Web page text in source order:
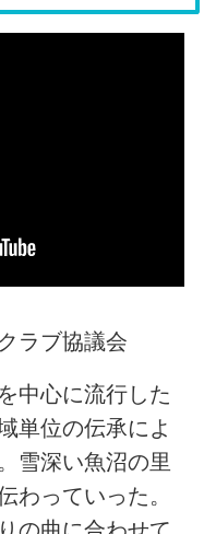
ラブ協議会
中心に流行した
単位の伝承によ
雪深い魚沼の里
わっていった。
の曲に合わせて